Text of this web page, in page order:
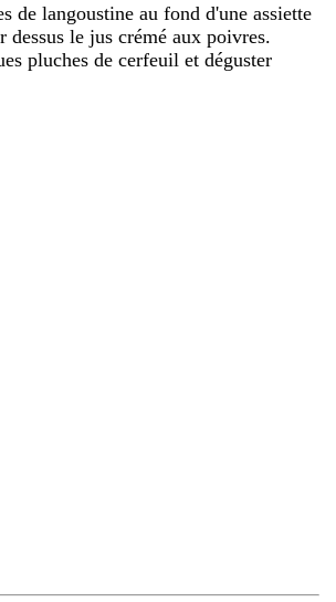
de langoustine au fond d'une assiette
dessus le jus crémé aux poivres.
pluches de cerfeuil et déguster